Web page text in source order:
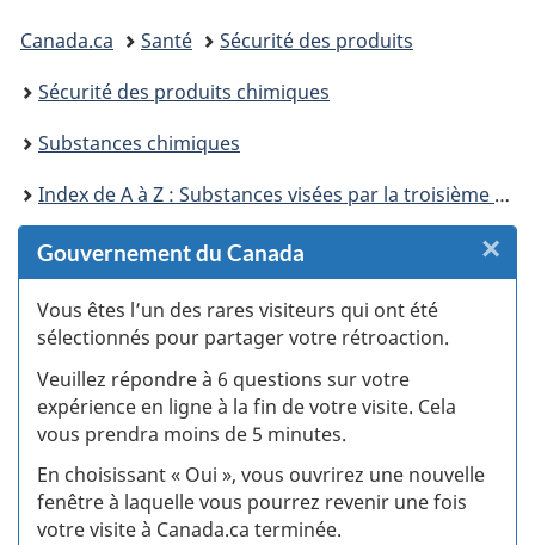
Vous
êtes
ici :
Canada.ca Santé
Sécurité des produits
Sécurité des produits chimiques
Substances chimiques
Index de A à Z : Substances visées par la troisième phase du Plan de gestion des produits chimiques
Gouvernement du Canada
Vous êtes l’un des rares visiteurs qui ont été
sélectionnés pour partager votre rétroaction.
Veuillez répondre à 6 questions sur votre
expérience en ligne à la fin de votre visite. Cela
vous prendra moins de 5 minutes.
En choisissant « Oui », vous ouvrirez une nouvelle
fenêtre à laquelle vous pourrez revenir une fois
votre visite à Canada.ca terminée.
×